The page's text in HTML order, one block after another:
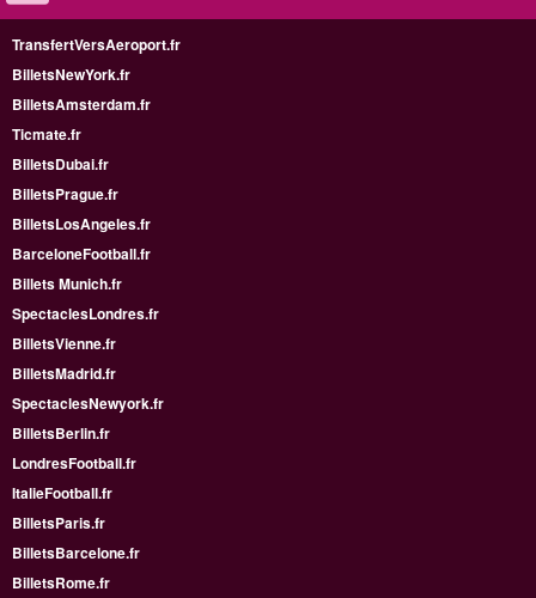
TransfertVersAeroport.fr
BilletsNewYork.fr
BilletsAmsterdam.fr
Ticmate.fr
BilletsDubai.fr
BilletsPrague.fr
BilletsLosAngeles.fr
BarceloneFootball.fr
Billets Munich.fr
SpectaclesLondres.fr
BilletsVienne.fr
BilletsMadrid.fr
SpectaclesNewyork.fr
BilletsBerlin.fr
LondresFootball.fr
ItalieFootball.fr
BilletsParis.fr
BilletsBarcelone.fr
BilletsRome.fr